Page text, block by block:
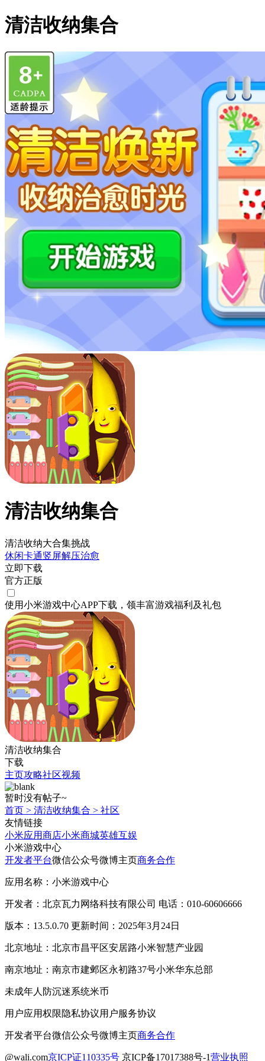
清洁收纳集合
清洁收纳集合
清洁收纳大合集挑战
休闲卡通竖屏解压治愈
立即下载
官方正版
使用小米游戏中心APP下载 ，领丰富游戏福利 及礼包
清洁收纳集合
下载
主页攻略社区视频
暂时没有帖子~
首页 > 清洁收纳集合 > 社区
友情链接
小米应用商店小米商城英雄互娱
小米游戏中心
开发者平台微信公众号微博主页商务合作
应用名称：小米游戏中心
开发者：北京瓦力网络科技有限公司 电话：010-60606666
版本：13.5.0.70 更新时间：2025年3月24日
北京地址：北京市昌平区安居路小米智慧产业园
南京地址：南京市建邺区永初路37号小米华东总部
未成年人防沉迷系统米币
用户应用权限隐私协议用户服务协议
开发者平台微信公众号微博主页商务合作
@wali.com京ICP证110335号 京ICP备17017388号-1营业执照